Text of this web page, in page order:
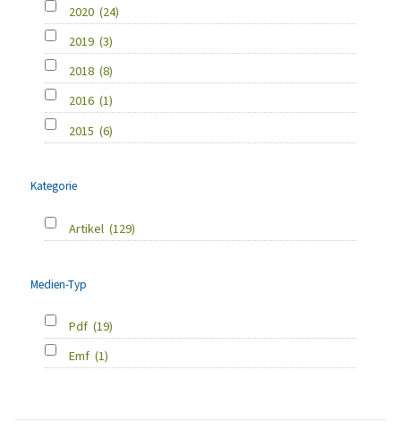
2020 (24)
2019 (3)
2018 (8)
2016 (1)
2015 (6)
Kategorie
Artikel (129)
Medien-Typ
Pdf (19)
Emf (1)